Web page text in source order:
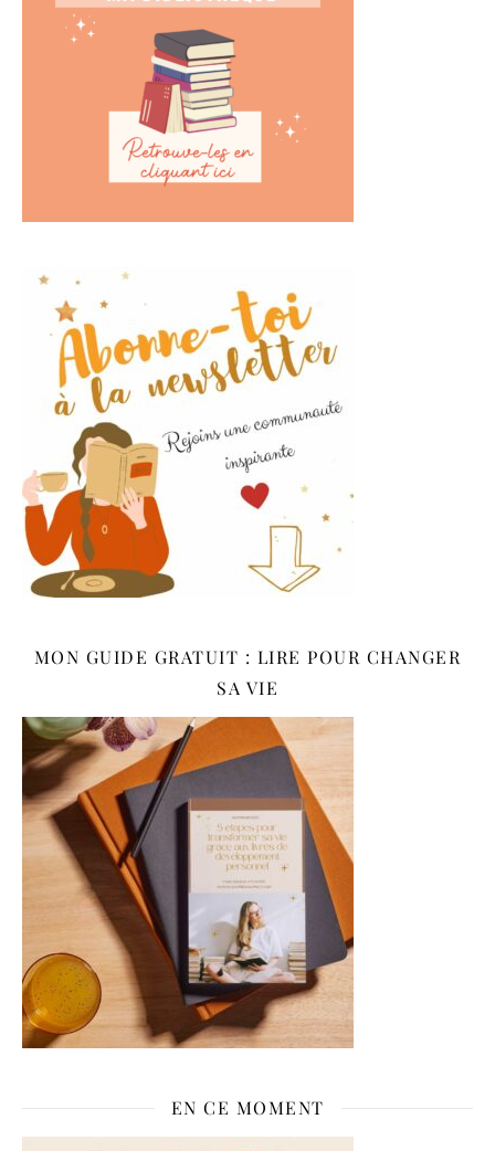
MON GUIDE GRATUIT : LIRE POUR CHANGER
SA VIE
EN CE MOMENT